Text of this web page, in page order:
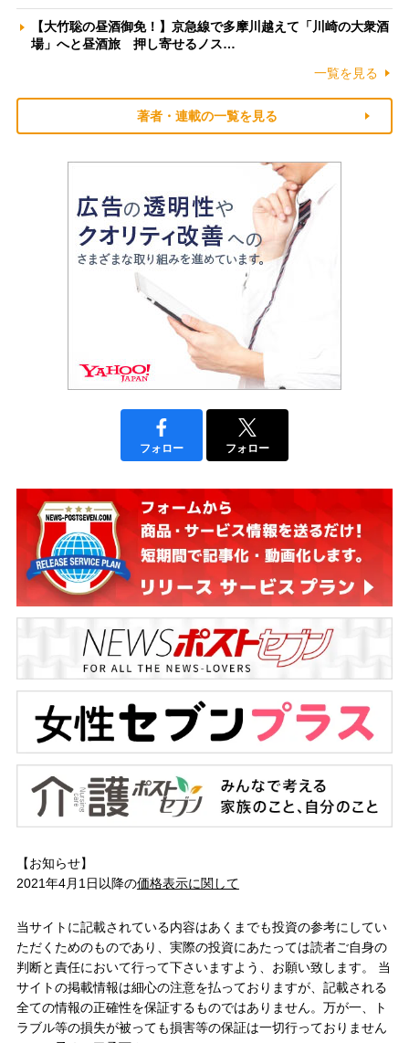
【大竹聡の昼酒御免！】京急線で多摩川越えて「川崎の大衆酒
場」へと昼酒旅 押し寄せるノス…
一覧を見る
著者・連載の一覧を見る
フォロー フォロー
【お知らせ】
2021年4月1日以降の価格表示に関して
当サイトに記載されている内容はあくまでも投資の参考にしてい
ただくためのものであり、実際の投資にあたっては読者ご自身の
判断と責任において行って下さいますよう、お願い致します。 当
サイトの掲載情報は細心の注意を払っておりますが、記載される
全ての情報の正確性を保証するものではありません。万が一、ト
ラブル等の損失が被っても損害等の保証は一切行っておりません